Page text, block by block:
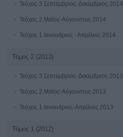
Τεύχος 3 Σεπτέμβριος-Δεκέμβριος 2014
Τεύχος 2 Μαϊος-Αύγουστος 2014
Τεύχος 1 Ιανουάριος - Απρίλιος 2014
Τόμος 2 (2013)
Τεύχος 3 Σεπτέμβριος-Δεκέμβριος 2013
Τεύχος 2 Μαϊος-Αύγουστος 2013
Τεύχος 1 Ιανουάριος-Απρίλιος 2013
Τόμος 1 (2012)